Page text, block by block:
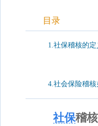
目录
1.社保稽核的定
4.社会保险稽核
社保稽